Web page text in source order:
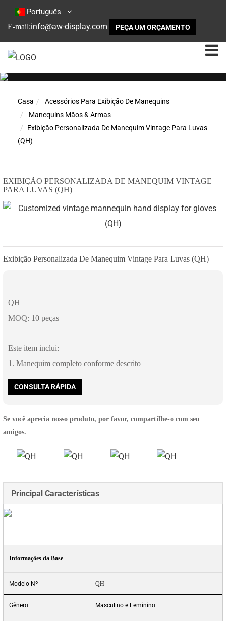
Português
E-mail:info@aw-display.com PEÇA UM ORÇAMENTO
Casa
Acessórios Para Exibição De Manequins
Manequins Mãos & Armas
Exibição Personalizada De Manequim Vintage Para Luvas
(QH)
EXIBIÇÃO PERSONALIZADA DE MANEQUIM VINTAGE
PARA LUVAS (QH)
Exibição Personalizada De Manequim Vintage Para Luvas (QH)
QH
MOQ: 10 peças
Este item inclui:
1. Manequim completo conforme descrito
CONSULTA RÁPIDA
Se você aprecia nosso produto, por favor, compartilhe-o com seu
amigos.
Principal Características
Informações da Base
Modelo Nº QH
Gênero Masculino e Feminino